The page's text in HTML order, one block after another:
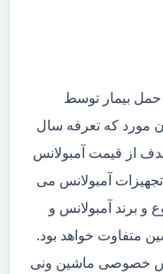
حمل بیمار توسط
مورد که تعرفه سال
هدف از قیمت آمبولانس
آمبولانس می
و برند آمبولانس و
متفاوت خواهد بود.
خصوصی ماشین ونی